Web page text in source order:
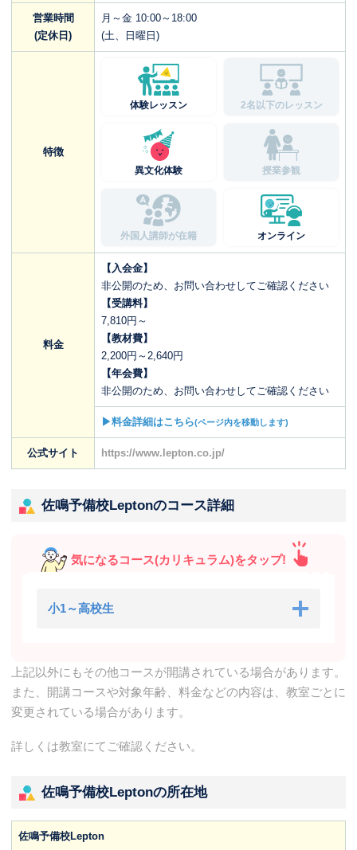
営業時間
(定休日)
月～金 10:00～18:00
(土、日曜日)
特徴
体験レッスン 2名以下のレッスン
異文化体験 授業参観
外国人講師が在籍 オンライン
料金
【入会金】
非公開のため、お問い合わせしてご確認ください
【受講料】
7,810円～
【教材費】
2,200円～2,640円
【年会費】
非公開のため、お問い合わせしてご確認ください
▶料金詳細はこちら(ページ内を移動します)
公式サイト https://www.lepton.co.jp/
佐鳴予備校Leptonのコース詳細
気になるコース(カリキュラム)をタップ!
小1～高校生
上記以外にもその他コースが開講されている場合があります。
また、開講コースや対象年齢、料金などの内容は、教室ごとに
変更されている場合があります。
詳しくは教室にてご確認ください。
佐鳴予備校Leptonの所在地
佐鳴予備校Lepton